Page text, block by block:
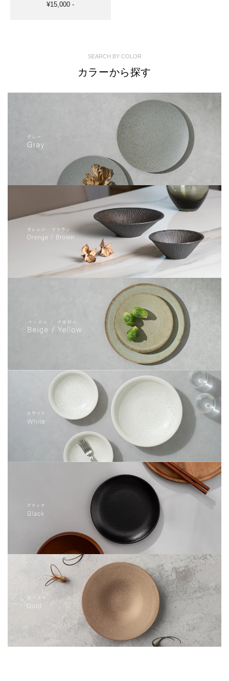
¥15,000 -
SEARCH BY COLOR
カラーから探す